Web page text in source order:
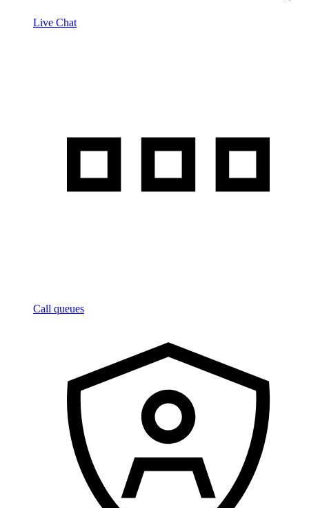
Live Chat
Call queues